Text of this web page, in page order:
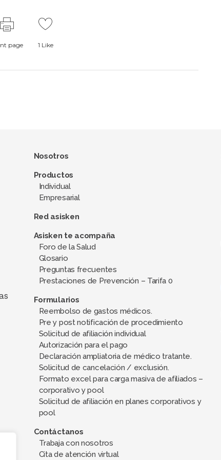
page 1 Like
Nosotros
Productos
Individual
Empresarial
Red asisken
Asisken te acompaña
Foro de la Salud
Glosario
Preguntas frecuentes
Prestaciones de Prevención – Tarifa 0
Formularios
Reembolso de gastos médicos.
Pre y post notificación de procedimiento
Solicitud de afiliación individual
Autorización para el pago
Declaración ampliatoria de médico tratante.
Solicitud de cancelación / exclusión.
Formato excel para carga masiva de afiliados –
corporativo y pool
Solicitud de afiliación en planes corporativos y
pool
Contáctanos
Trabaja con nosotros
Cita de atención virtual